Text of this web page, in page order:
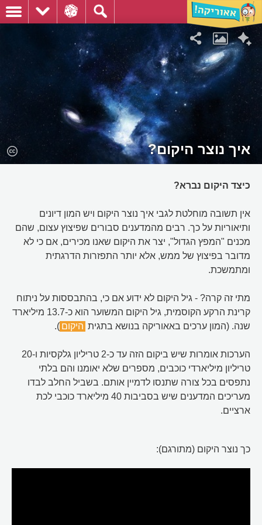
איך נוצר היקום?
כיצד היקום נברא?
אין תשובה מוחלטת לגבי איך נוצר היקום ויש המון דיונים
ותיאוריות על כך. רבים מהמדענים סבורים שפיצוץ עצום, שהם
מכנים "המפץ הגדול", יצר את היקום שאנו מכירים, אם כי לא
מדובר בפיצוץ של ממש, אלא יותר התפזרות הדרגתית
ומתמשכת.
מתי זה קרה? - גיל היקום לא ידוע אם כי, בהתבססות על ניתוח
קרינת הרקע הקוסמית, גיל היקום המשוער הוא כ-13.7 מיליארד
שנה. (המון ערכים באאוריקה בנושא בתגית היקום ).
הערכות אומרות שיש ביקום הזה עד כ-2 טריליון גלקסיות ו-20
טריליון מיליארדי כוכבים, מספרים שלא יאומנו והם בלתי
נתפסים בכל צורה שתנסו לדמיין אותם. בשביל החלב לבדו
מעריכים המדענים שיש בסביבות 40 מיליארד כוכבי לכת
ארציים.
כך נוצר היקום (מתורגם):